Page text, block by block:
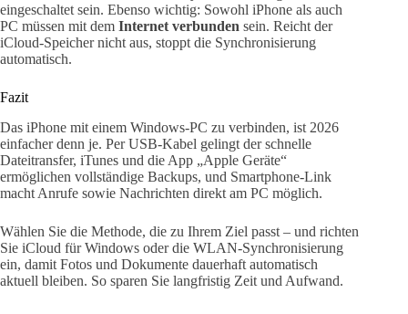
eingeschaltet sein. Ebenso wichtig: Sowohl iPhone als auch
PC müssen mit dem Internet verbunden sein. Reicht der
iCloud-Speicher nicht aus, stoppt die Synchronisierung
automatisch.
Fazit
Das iPhone mit einem Windows-PC zu verbinden, ist 2026
einfacher denn je. Per USB-Kabel gelingt der schnelle
Dateitransfer, iTunes und die App „Apple Geräte“
ermöglichen vollständige Backups, und Smartphone-Link
macht Anrufe sowie Nachrichten direkt am PC möglich.
Wählen Sie die Methode, die zu Ihrem Ziel passt – und richten
Sie iCloud für Windows oder die WLAN-Synchronisierung
ein, damit Fotos und Dokumente dauerhaft automatisch
aktuell bleiben. So sparen Sie langfristig Zeit und Aufwand.